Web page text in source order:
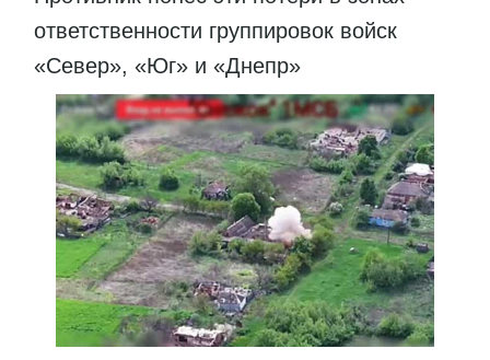
ответственности группировок войск
«Север», «Юг» и «Днепр»